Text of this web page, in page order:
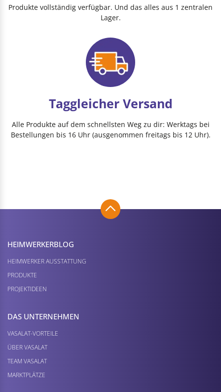
Produkte vollständig verfügbar. Und das alles aus 1 zentralen
Lager.
Taggleicher Versand
Alle Produkte auf dem schnellsten Weg zu dir: Werktags bei
Bestellungen bis 16 Uhr (ausgenommen freitags bis 12 Uhr).
HEIMWERKER­BLOG
HEIMWERKER AUSSTATTUNG
PRODUKTE
PROJEKTIDEEN
DAS UNTERNEHMEN
VASALAT-VORTEILE
ÜBER VASALAT
TEAM VASALAT
MARKTPLÄTZE